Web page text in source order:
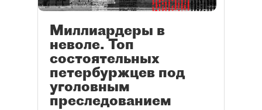
Миллиардеры в
неволе. Топ
состоятельных
петербуржцев под
уголовным
преследованием